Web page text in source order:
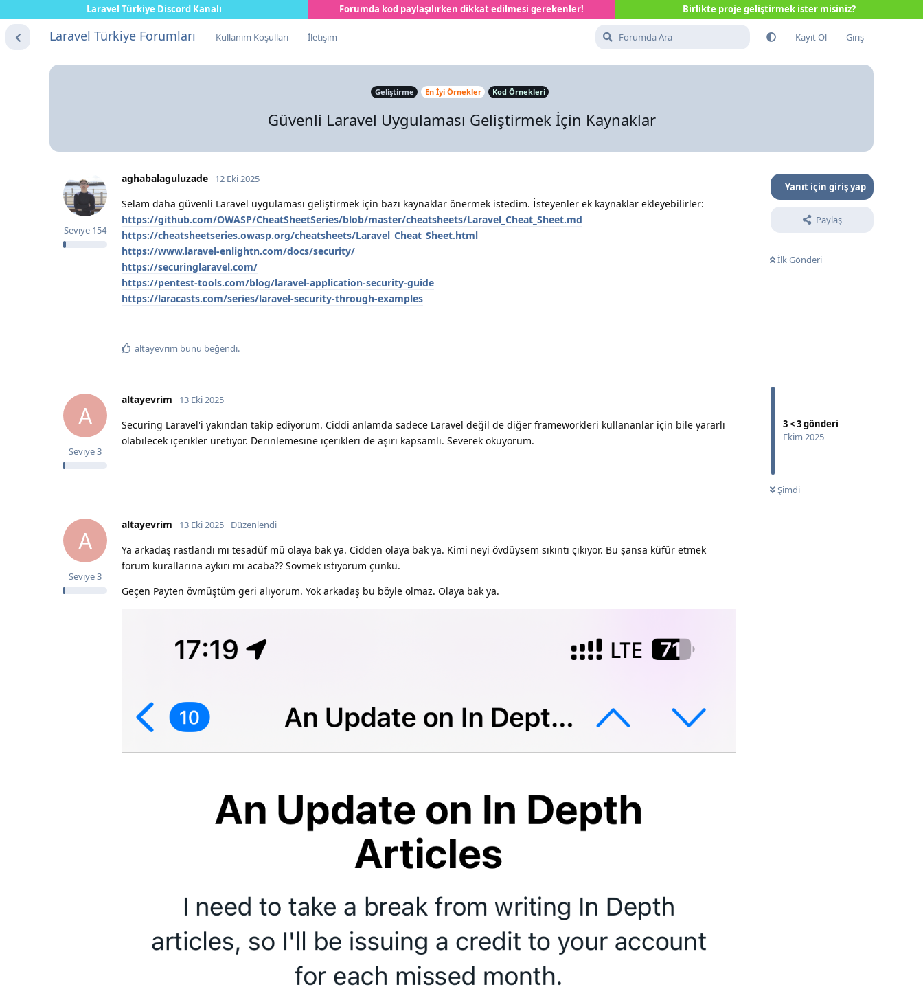
Laravel Türkiye Discord Kanalı Forumda kod paylaşılırken dikkat edilmesi gerekenler! Birlikte proje geliştirmek ister misiniz?
Laravel Türkiye Forumları Kullanım Koşulları İletişim Kayıt Ol Giriş
Geliştirme En İyi Örnekler Kod Örnekleri
Güvenli Laravel Uygulaması Geliştirmek İçin Kaynaklar
Yanıt için giriş yap
Paylaş
İlk Gönderi
3<3gönderi
Ekim 2025
Şimdi
aghabalaguluzade
Seviye 154
12 Eki 2025
Selam daha güvenli Laravel uygulaması geliştirmek için bazı kaynaklar önermek istedim. İsteyenler ek kaynaklar ekleyebilirler:
https://github.com/OWASP/CheatSheetSeries/blob/master/cheatsheets/Laravel_Cheat_Sheet.md
https://cheatsheetseries.owasp.org/cheatsheets/Laravel_Cheat_Sheet.html
https://www.laravel-enlightn.com/docs/security/
https://securinglaravel.com/
https://pentest-tools.com/blog/laravel-application-security-guide
https://laracasts.com/series/laravel-security-through-examples
altayevrim bunu beğendi.
A
altayevrim
Seviye3
13 Eki 2025
Securing Laravel'i yakından takip ediyorum. Ciddi anlamda sadece Laravel değil de diğer frameworkleri kullananlar için bile yararlı
olabilecek içerikler üretiyor. Derinlemesine içerikleri de aşırı kapsamlı. Severek okuyorum.
A
altayevrim
Seviye3
13 Eki 2025 Düzenlendi
Ya arkadaş rastlandı mı tesadüf mü olaya bak ya. Cidden olaya bak ya. Kimi neyi övdüysem sıkıntı çıkıyor. Bu şansa küfür etmek
forum kurallarına aykırı mı acaba?? Sövmek istiyorum çünkü.
Geçen Payten övmüştüm geri alıyorum. Yok arkadaş bu böyle olmaz. Olaya bak ya.